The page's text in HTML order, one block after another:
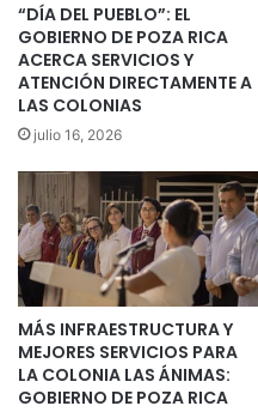
“DÍA DEL PUEBLO”: EL
GOBIERNO DE POZA RICA
ACERCA SERVICIOS Y
ATENCIÓN DIRECTAMENTE A
LAS COLONIAS
julio 16, 2026
MÁS INFRAESTRUCTURA Y
MEJORES SERVICIOS PARA
LA COLONIA LAS ÁNIMAS:
GOBIERNO DE POZA RICA